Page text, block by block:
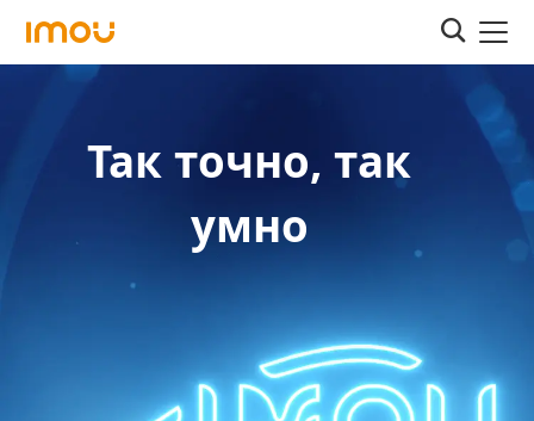
Так точно, так
умно